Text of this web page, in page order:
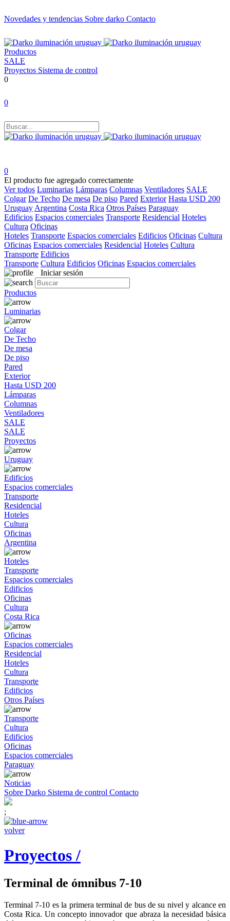
Novedades y tendencias Sobre darko Contacto
Productos
SALE
Proyectos Sistema de control
0
0
0
El producto fue agregado correctamente
Ver todos Luminarias Lámparas Columnas Ventiladores SALE
Colgar De Techo De mesa De piso Pared Exterior Hasta USD 200
Uruguay Argentina Costa Rica Otros Países Paraguay
Edificios Espacios comerciales Transporte Residencial Hoteles
Cultura Oficinas
Hoteles Transporte Espacios comerciales Edificios Oficinas Cultura
Oficinas Espacios comerciales Residencial Hoteles Cultura
Transporte Edificios
Transporte Cultura Edificios Oficinas Espacios comerciales
Iniciar sesión
Productos
Luminarias
Colgar
De Techo
De mesa
De piso
Pared
Exterior
Hasta USD 200
Lámparas
Columnas
Ventiladores
SALE
SALE
Proyectos
Uruguay
Edificios
Espacios comerciales
Transporte
Residencial
Hoteles
Cultura
Oficinas
Argentina
Hoteles
Transporte
Espacios comerciales
Edificios
Oficinas
Cultura
Costa Rica
Oficinas
Espacios comerciales
Residencial
Hoteles
Cultura
Transporte
Edificios
Otros Países
Transporte
Cultura
Edificios
Oficinas
Espacios comerciales
Paraguay
Noticias
Sobre Darko Sistema de control Contacto
;
volver
Proyectos /
Terminal de ómnibus 7-10
Terminal 7-10 es la primera terminal de bus de su nivel y alcance en
Costa Rica. Un concepto innovador que abraza la necesidad básica